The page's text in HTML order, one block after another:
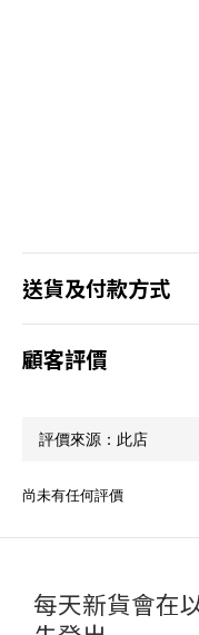
送貨及付款方式
顧客評價
尚未有任何評價
每天新貨會在